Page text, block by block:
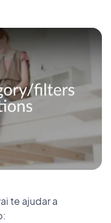
te ajudar a